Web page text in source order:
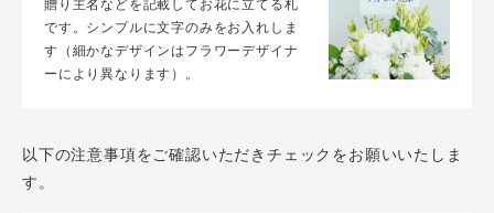
贈り主名などを記載してお花に立てる札
です。シンプルに文字のみをお入れしま
す（細かなデザインはフラワーデザイナ
ーにより異なります）。
以下の注意事項をご確認いただきチェックをお願いいたしま
す。